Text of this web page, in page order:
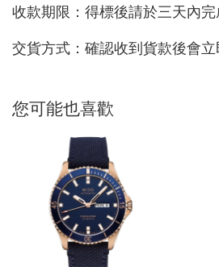
收款期限：得標後請於三天內完
交貨方式：確認收到貨款後會立
您可能也喜歡